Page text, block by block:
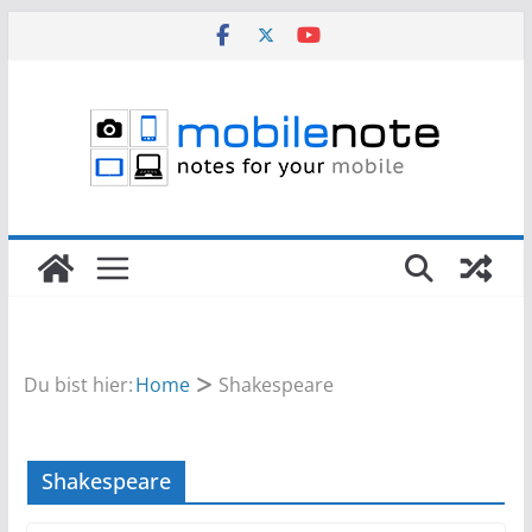
Du bist hier:Home Shakespeare
Shakespeare